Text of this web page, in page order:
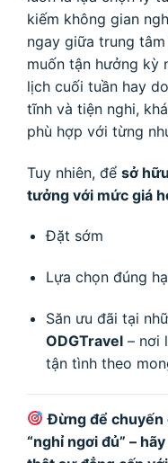
kiếm không gian
ngay giữa trung
muốn tận hưởng kỳ
lịch cuối tuần hay
tĩnh và tiện nghi,
phù hợp với từng
Tuy nhiên, để sở
tưởng với mức giá
Đặt sớm
Lựa chọn đúng
Săn ưu đãi tại
ODGTravel– nơi
tận tình theo
Đừng để chuyến
“nghỉ ngơi đủ” –